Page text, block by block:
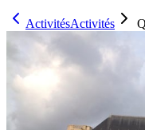
ActivitésActivités